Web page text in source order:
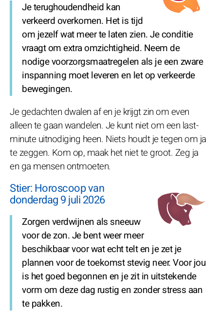
Je terughoudendheid kan
verkeerd overkomen. Het is tijd
om jezelf wat meer te laten zien. Je conditie
vraagt om extra omzichtigheid. Neem de
nodige voorzorgsmaatregelen als je een zware
inspanning moet leveren en let op verkeerde
bewegingen.
Je gedachten dwalen af en je krijgt zin om even
alleen te gaan wandelen. Je kunt niet om een last-
minute uitnodiging heen. Niets houdt je tegen om ja
te zeggen. Kom op, maak het niet te groot. Zeg ja
en ga mensen ontmoeten.
Stier: Horoscoop van
donderdag 9 juli 2026
Zorgen verdwijnen als sneeuw
voor de zon. Je bent weer meer
beschikbaar voor wat echt telt en je zet je
plannen voor de toekomst stevig neer. Voor jou
is het goed begonnen en je zit in uitstekende
vorm om deze dag rustig en zonder stress aan
te pakken.